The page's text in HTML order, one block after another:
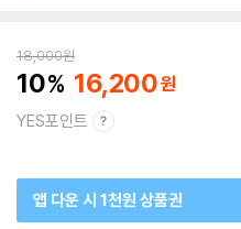
18,000원
10 16,200
YES포인트
앱 다운 시 1천원 상품권